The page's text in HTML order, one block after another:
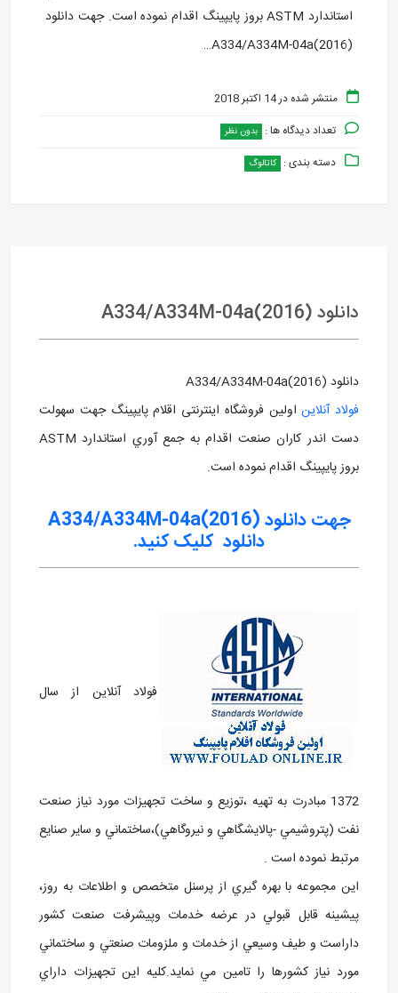
استاندارد ASTM بروز پايپينگ اقدام نموده است. جهت دانلود
A334/A334M-04a(2016)…
منتشر شده در 14 اکتبر 2018
تعداد دیدگاه ها : بدون نظر
دسته بندی : کاتالوگ
دانلود A334/A334M-04a(2016)
دانلود A334/A334M-04a(2016)
فولاد آنلایناولین فروشگاه اینترنتی اقلام پایپینگ جهت سهولت
دست اندر کاران صنعت اقدام به جمع آوري استاندارد ASTM
بروز پايپينگ اقدام نموده است.
جهت دانلود A334/A334M-04a(2016)
دانلود کلیک کنید.
فولاد آنلاین از سال
1372 مبادرت به تهيه ،توزيع و ساخت تجهيزات مورد نياز صنعت
نفت (پتروشيمي -پالايشگاهي و نيروگاهي)،ساختماني و ساير صنايع
مرتبط نموده است .
اين مجموعه با بهره گيري از پرسنل متخصص و اطلاعات به روز،
پيشينه قابل قبولي در عرضه خدمات وپيشرفت صنعت کشور
داراست و طيف وسيعي از خدمات و ملزومات صنعتي و ساختماني
مورد نياز کشورها را تامين مي نمايد.کليه اين تجهيزات داراي